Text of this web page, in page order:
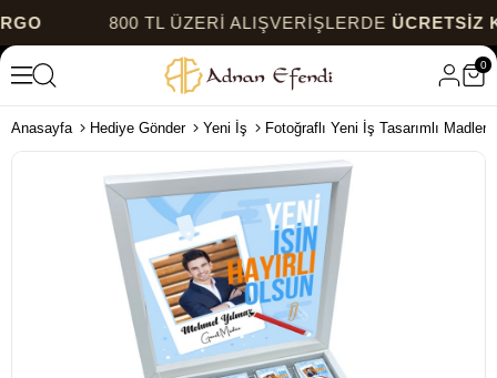
800 TL ÜZERİ ALIŞVERİŞLERDEÜCRETSİZ
0
Anasayfa Hediye Gönder Yeni İş